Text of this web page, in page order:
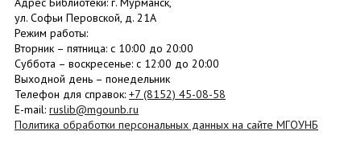
ул. Софьи Перовской, д. 21А
Режим работы:
Вторник – пятница: с 10:00 до 20:00
Суббота – воскресенье: c 12:00 до 20:00
Выходной день – понедельник
Телефон для справок: +7 (8152) 45-08-58
E-mail: ruslib@mgounb.ru
Политика обработки персональных данных на сайте МГОУНБ